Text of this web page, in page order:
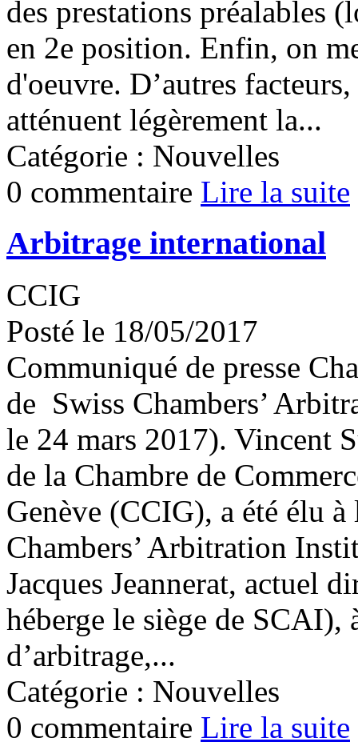
des prestations préalables
en 2e position. Enfin, on
d'oeuvre. D’autres
atténuent légèrement la...
Catégorie : Nouvelles
0 commentaire Lire la suite
Arbitrage international
CCIG
Posté le 18/05/2017
Communiqué de presse
de Swiss Chambers’
le 24 mars 2017). Vincent
de la Chambre de
Genève (CCIG), a été élu
Chambers’ Arbitration
Jacques Jeannerat, actuel
héberge le siège de SCAI),
d’arbitrage,...
Catégorie : Nouvelles
0 commentaire Lire la suite